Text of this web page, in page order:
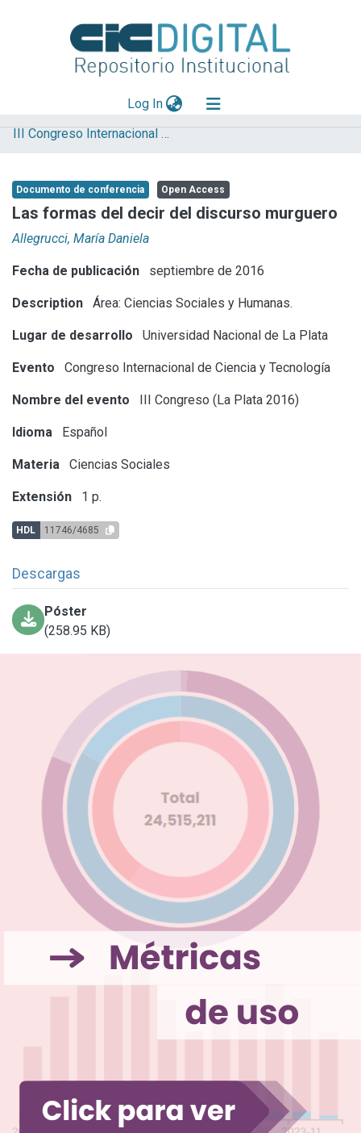
Log In(current)
Explorar
Aportar material
Statistics
III Congreso Internacional de Ciencia y Tecnología
Documento de conferencia Open Access
Las formas del decir del discurso murguero
Allegrucci, María Daniela
Fecha de publicación septiembre de 2016
Description Área: Ciencias Sociales y Humanas.
Lugar de desarrollo Universidad Nacional de La Plata
Evento Congreso Internacional de Ciencia y Tecnología
Nombre del evento III Congreso (La Plata 2016)
Idioma Español
Materia Ciencias Sociales
Extensión 1 p.
HDL 11746/4685
Descargas
Póster
(258.95 KB)